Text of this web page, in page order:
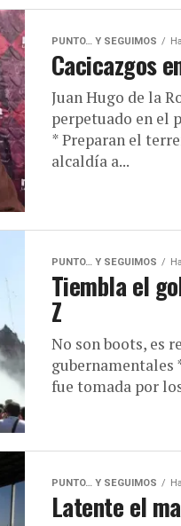
PUNTO… Y SEGUIMOS
Cacicazgos
Juan Hugo de la
perpetuado en el
* Preparan el
alcaldía a...
PUNTO… Y SEGUIMOS
Tiembla el
Z
No son boots, es
gubernamentales
fue tomada por
PUNTO… Y SEGUIMOS
Latente el